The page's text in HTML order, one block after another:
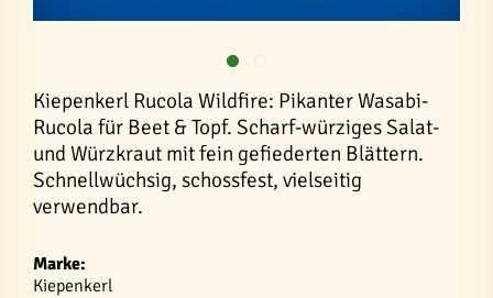
Kiepenkerl Rucola Wildfire: Pikanter Wasabi-
Rucola für Beet & Topf. Scharf-würziges Salat-
und Würzkraut mit fein gefiederten Blättern.
Schnellwüchsig, schossfest, vielseitig
verwendbar.
Marke:
Kiepenkerl